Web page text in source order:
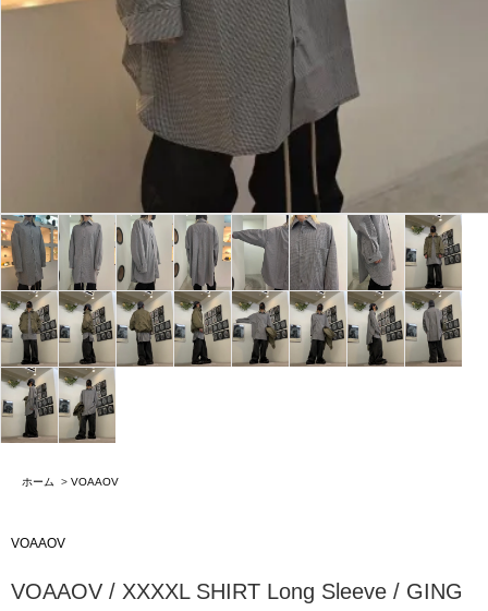
ホーム > VOAAOV
VOAAOV
VOAAOV / XXXXL SHIRT Long Sleeve / GING